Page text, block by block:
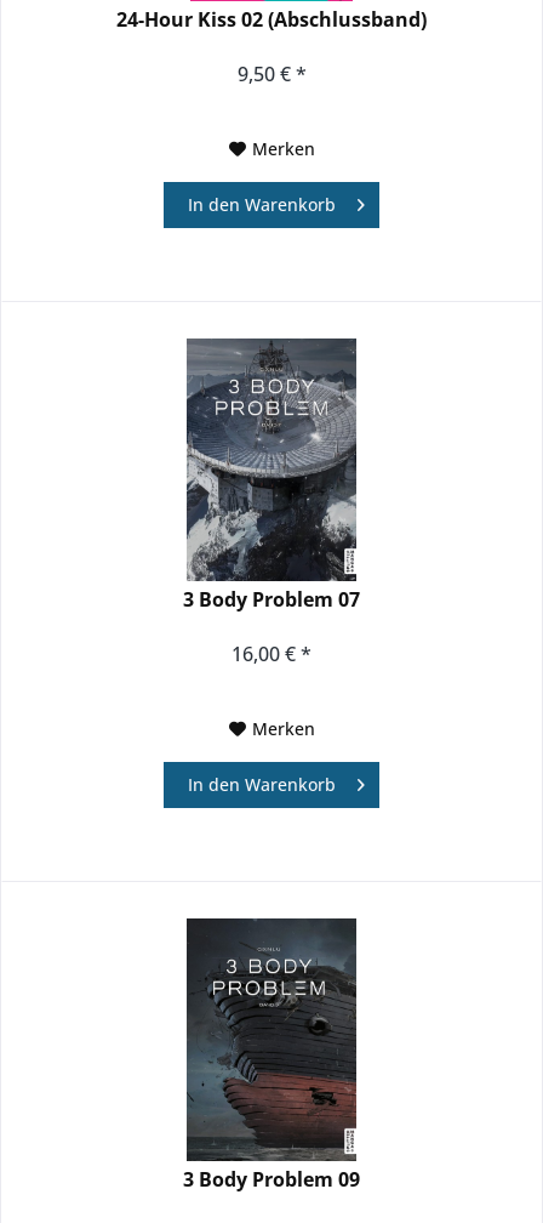
24-Hour Kiss 02 (Abschlussband)
9,50 € *
Merken
In den Warenkorb
3 Body Problem 07
16,00 € *
Merken
In den Warenkorb
3 Body Problem 09